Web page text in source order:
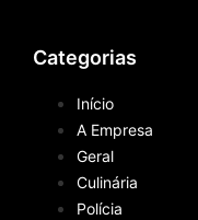
Categorias
Início
A Empresa
Geral
Culinária
Polícia